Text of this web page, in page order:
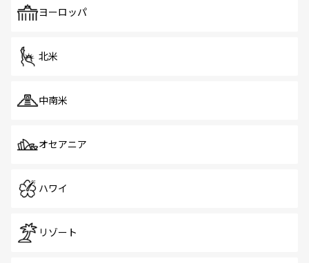
で、ホーカーズは地元の風情を楽しめる外せないスポット
ヨーロッパ
北米
中南米
オセアニア
ハワイ
リゾート